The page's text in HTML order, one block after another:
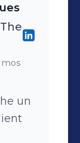
mos
un